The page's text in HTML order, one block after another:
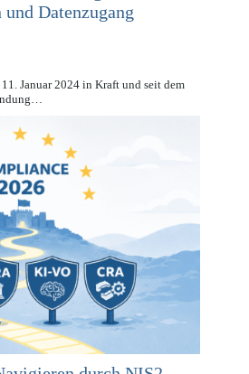
Geschäftsgeheimnisse
Datenzugang
Januar 2024 in Kraft und seit dem